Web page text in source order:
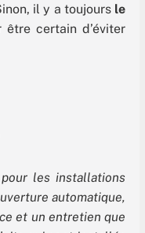
il y a toujoursle
certain d’éviter
les installations
automatique,
et un entretien que